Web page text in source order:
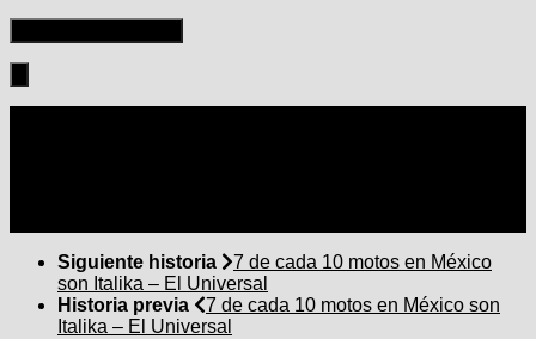
Siguiente historia
7 de cada 10 motos en México
son Italika – El Universal
Historia previa
7 de cada 10 motos en México son
Italika – El Universal